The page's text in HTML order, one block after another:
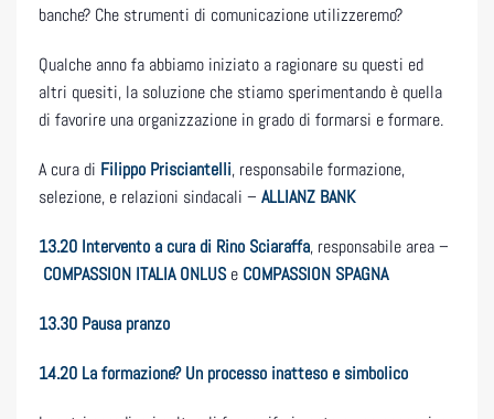
banche? Che strumenti di comunicazione utilizzeremo?
Qualche anno fa abbiamo iniziato a ragionare su questi ed
altri quesiti, la soluzione che stiamo sperimentando è quella
di favorire una organizzazione in grado di formarsi e formare.
A cura di Filippo Prisciantelli, responsabile formazione,
selezione, e relazioni sindacali – ALLIANZ BANK
13.20 Intervento a cura di Rino Sciaraffa, responsabile area –
COMPASSION ITALIA ONLUS e COMPASSION SPAGNA
13.30 Pausa pranzo
14.20 La formazione? Un processo inatteso e simbolico